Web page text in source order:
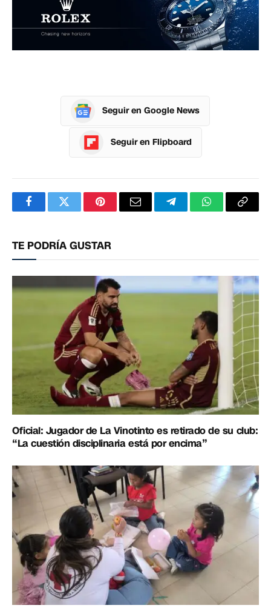
Seguir en Google News
Seguir en Flipboard
FacebookTwitterPinterestCorreoTelegramWhatsApp
TE PODRÍA GUSTAR
Oficial: Jugador de La Vinotinto es retirado de su club:
“La cuestión disciplinaria está por encima”